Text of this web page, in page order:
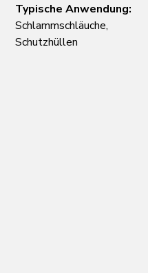
Typische Anwendung:
Schlammschläuche,
Schutzhüllen